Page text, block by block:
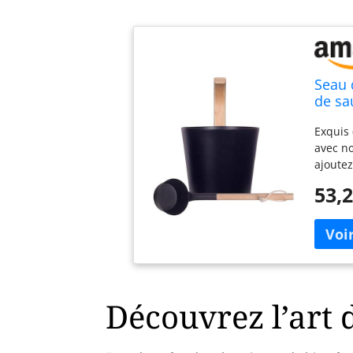
de
avec
une
avec
est
est
Découvrez l’art